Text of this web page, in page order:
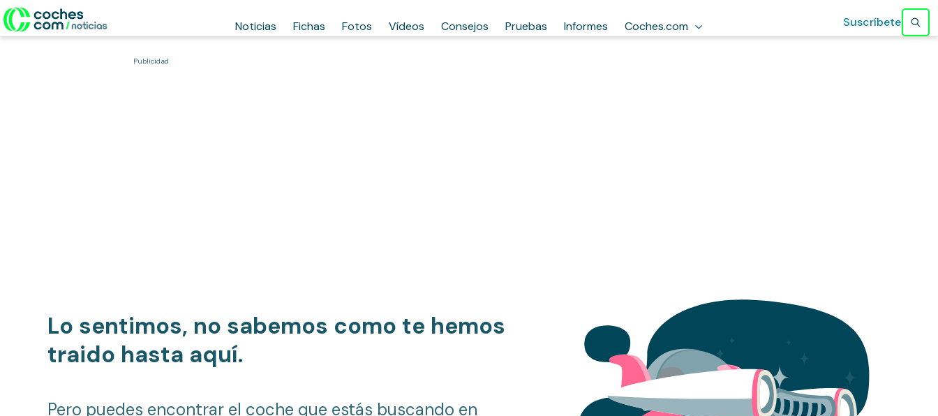
Noticias Fichas Fotos Vídeos Consejos Pruebas Informes Coches.com Suscríbete
Publicidad
Lo sentimos, no sabemos como te hemos
traido hasta aquí.
Pero puedes encontrar el coche que estás buscando en